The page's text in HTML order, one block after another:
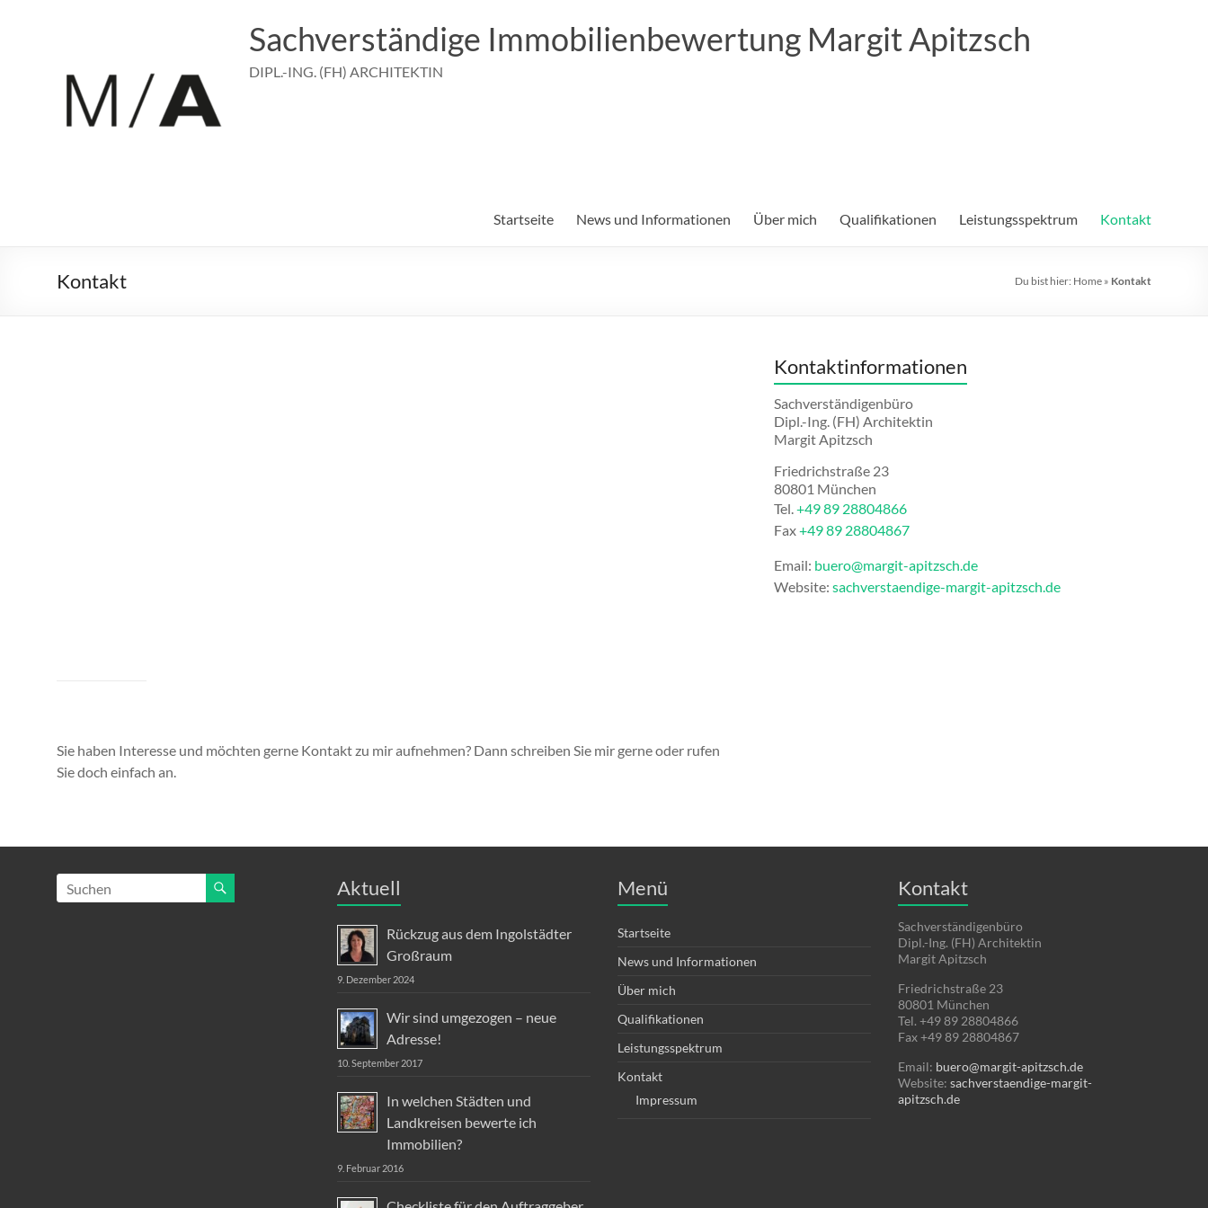
Sachverständige Immobilienbewertung Margit Apitzsch
DIPL.-ING. (FH) ARCHITEKTIN
Startseite News und Informationen Über mich Qualifikationen Leistungsspektrum Kontakt
Kontakt Du bist hier: Home » Kontakt
Sie haben Interesse und möchten gerne Kontakt zu mir aufnehmen? Dann schreiben Sie mir gerne oder rufen
Sie doch einfach an.
Kontaktinformationen
Sachverständigenbüro
Dipl.-Ing. (FH) Architektin
Margit Apitzsch
Friedrichstraße 23
80801 München
Tel.+49 89 28804866
Fax+49 89 28804867
Email: buero@margit-apitzsch.de
Website: sachverstaendige-margit-apitzsch.de
Aktuell
Rückzug aus dem Ingolstädter
Großraum
9. Dezember 2024
Wir sind umgezogen – neue
Adresse!
10. September 2017
In welchen Städten und
Landkreisen bewerte ich
Immobilien?
9. Februar 2016
Menü
Startseite
News und Informationen
Über mich
Qualifikationen
Leistungsspektrum
Kontakt
Impressum
Kontakt
Sachverständigenbüro
Dipl.-Ing. (FH) Architektin
Margit Apitzsch
Friedrichstraße 23
80801 München
Tel. +49 89 28804866
Fax+49 89 28804867
Email: buero@margit-apitzsch.de
Website: sachverstaendige-margit-
apitzsch.de